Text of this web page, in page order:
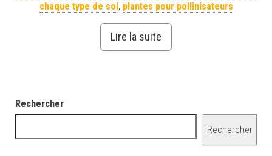
chaque type de sol , plantes pour pollinisateurs
Lire la suite
Rechercher
Rechercher